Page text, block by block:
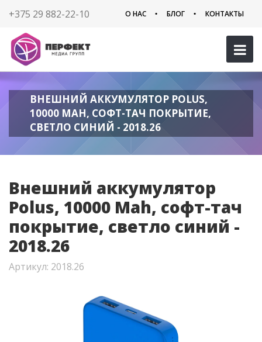
+375 29 882-22-10 О НАС БЛОГ КОНТАКТЫ
ВНЕШНИЙ АККУМУЛЯТОР POLUS,
10000 MAH, СОФТ-ТАЧ ПОКРЫТИЕ,
СВЕТЛО СИНИЙ - 2018.26
Внешний аккумулятор
Polus, 10000 Mah, софт-тач
покрытие, светло синий -
2018.26
Артикул: 2018.26